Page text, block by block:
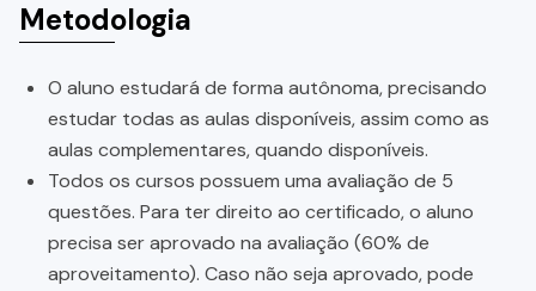
Metodologia
O aluno estudará de forma autônoma, precisando
estudar todas as aulas disponíveis, assim como as
aulas complementares, quando disponíveis.
Todos os cursos possuem uma avaliação de 5
questões. Para ter direito ao certificado, o aluno
precisa ser aprovado na avaliação (60% de
aproveitamento). Caso não seja aprovado, pode